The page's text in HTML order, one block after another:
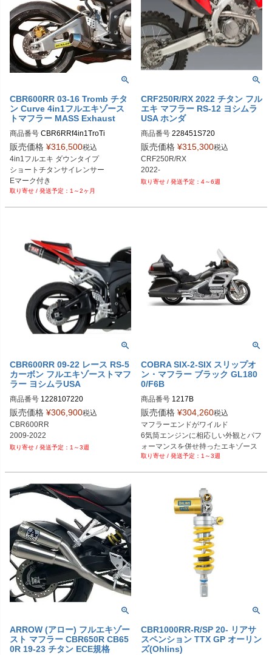
CBR600RR 03-16 Tromb チタ
ン Curve 4in1フルエキゾース
トマフラー MASS Exhaust
商品番号 CBR6RRf4in1TroTi
※メーカーSKUなし
https://www.massmoto.it/prodotto/tro
mb-titan-curve-under-seat-cbr-600-r
r/
ださい
販売価格 ¥316,500税込
4in1フルエキ ダウンタイプ
ショートチタンサイレンサー
Eマーク付き
CBR600RR 03-161～2ヶ月
CRF250R/RX 2022 チタン フル
エキ マフラー RS-12 ヨシムラ
USA ホンダ
商品番号 228451S720
販売価格 ¥315,300税込
CRF250R/RX
4～6週
CBR600RR 09-22 レース RS-5
カーボン フルエキゾーストマフ
ラー ヨシムラUSA
商品番号 1228107220
販売価格 ¥306,900税込
CBR600RR
2009-2022
1～3週
COBRA SIX-2-SIX スリップオ
ン・マフラー ブラック GL180
0/F6B
商品番号 1217B
旧型番：087774
M型番：1217B
B型番：087774
販売価格 ¥304,260税込
マフラーエンドがワイルド
6気筒エンジンに相応しい外観とパフ
ォーマンスを併せ持ったエキゾース
ト
1～3週
ARROW (アロー) フルエキゾー
スト マフラー CBR650R CB65
0R 19-23 チタン ECE規格
CBR1000RR-R/SP 20- リアサ
スペンション TTX GP オーリン
ズ(Ohlins)